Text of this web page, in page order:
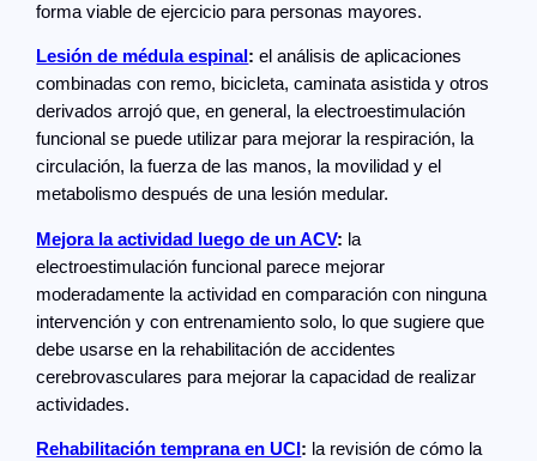
forma viable de ejercicio para personas mayores.
Lesión de médula espinal : el análisis de aplicaciones
combinadas con remo, bicicleta, caminata asistida y otros
derivados arrojó que, en general, la electroestimulación
funcional se puede utilizar para mejorar la respiración, la
circulación, la fuerza de las manos, la movilidad y el
metabolismo después de una lesión medular.
Mejora la actividad luego de un ACV: la
electroestimulación funcional parece mejorar
moderadamente la actividad en comparación con ninguna
intervención y con entrenamiento solo, lo que sugiere que
debe usarse en la rehabilitación de accidentes
cerebrovasculares para mejorar la capacidad de realizar
actividades.
Rehabilitación temprana en UCI : la revisión de cómo la